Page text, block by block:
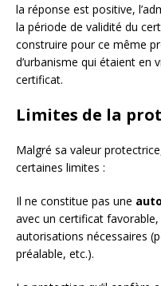
la réponse est positive,
la période de validité du
construire pour ce même
d’urbanisme qui étaient en
certificat.
Limites de la
Malgré sa valeur
certaines limites :
Il ne constitue pas une
avec un certificat
autorisations nécessaires
préalable, etc.).